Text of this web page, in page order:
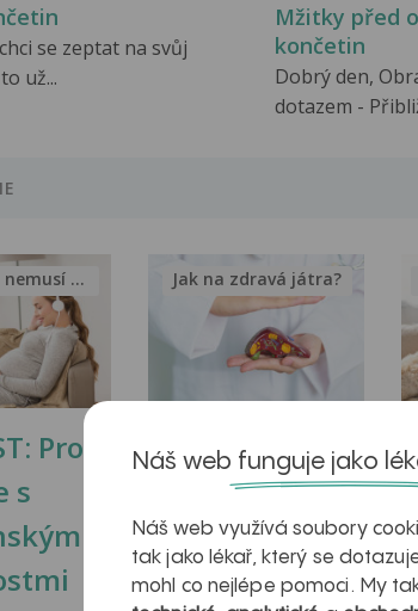
se zeptat na svůj
už...
Mžitky před
končetin
Dobrý den,
dotazem -
Proč
s
Nevolnost nemusí být nutnou...
Ztukovatění
jater v datech a
obrazech
Jak na zdravá játra?
Náš web funguje jako
Náš web využívá soubory
tak jako lékař, který se
mohl co nejlépe pomoci. My